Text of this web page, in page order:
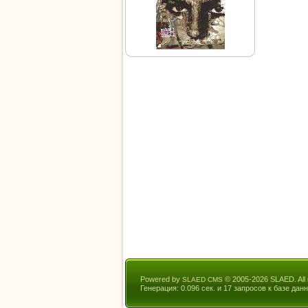
Powered by SLAED CMS © 2005-2026 SLAED. All
Генерация: 0.096 сек. и 17 запросов к базе